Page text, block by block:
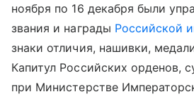
ноября по 16 декабря были
звания и награды Российской
знаки отличия, нашивки,
Капитул Российских орденов,
при Министерстве